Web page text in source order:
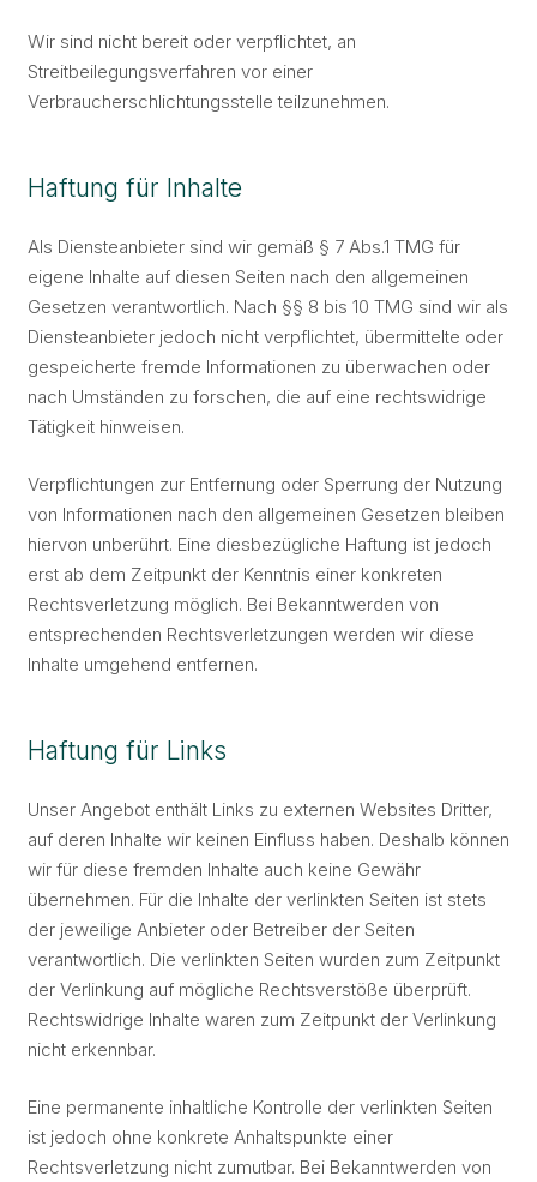
Wir sind nicht bereit oder verpflichtet, an
Streitbeilegungsverfahren vor einer
Verbraucherschlichtungsstelle teilzunehmen.
Haftung für Inhalte
Als Diensteanbieter sind wir gemäß § 7 Abs.1 TMG für
eigene Inhalte auf diesen Seiten nach den allgemeinen
Gesetzen verantwortlich. Nach §§ 8 bis 10 TMG sind wir als
Diensteanbieter jedoch nicht verpflichtet, übermittelte oder
gespeicherte fremde Informationen zu überwachen oder
nach Umständen zu forschen, die auf eine rechtswidrige
Tätigkeit hinweisen.
Verpflichtungen zur Entfernung oder Sperrung der Nutzung
von Informationen nach den allgemeinen Gesetzen bleiben
hiervon unberührt. Eine diesbezügliche Haftung ist jedoch
erst ab dem Zeitpunkt der Kenntnis einer konkreten
Rechtsverletzung möglich. Bei Bekanntwerden von
entsprechenden Rechtsverletzungen werden wir diese
Inhalte umgehend entfernen.
Haftung für Links
Unser Angebot enthält Links zu externen Websites Dritter,
auf deren Inhalte wir keinen Einfluss haben. Deshalb können
wir für diese fremden Inhalte auch keine Gewähr
übernehmen. Für die Inhalte der verlinkten Seiten ist stets
der jeweilige Anbieter oder Betreiber der Seiten
verantwortlich. Die verlinkten Seiten wurden zum Zeitpunkt
der Verlinkung auf mögliche Rechtsverstöße überprüft.
Rechtswidrige Inhalte waren zum Zeitpunkt der Verlinkung
nicht erkennbar.
Eine permanente inhaltliche Kontrolle der verlinkten Seiten
ist jedoch ohne konkrete Anhaltspunkte einer
Rechtsverletzung nicht zumutbar. Bei Bekanntwerden von